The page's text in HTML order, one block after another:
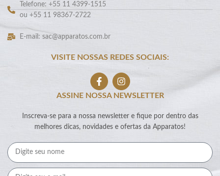
Telefone: +55 11 4399-1515
ou +55 11 98367-2722
E-mail: sac@apparatos.com.br
VISITE NOSSAS REDES SOCIAIS:
ASSINE NOSSA NEWSLETTER
Inscreva-se para a nossa newsletter e fique por dentro das
melhores dicas, novidades e ofertas da Apparatos!